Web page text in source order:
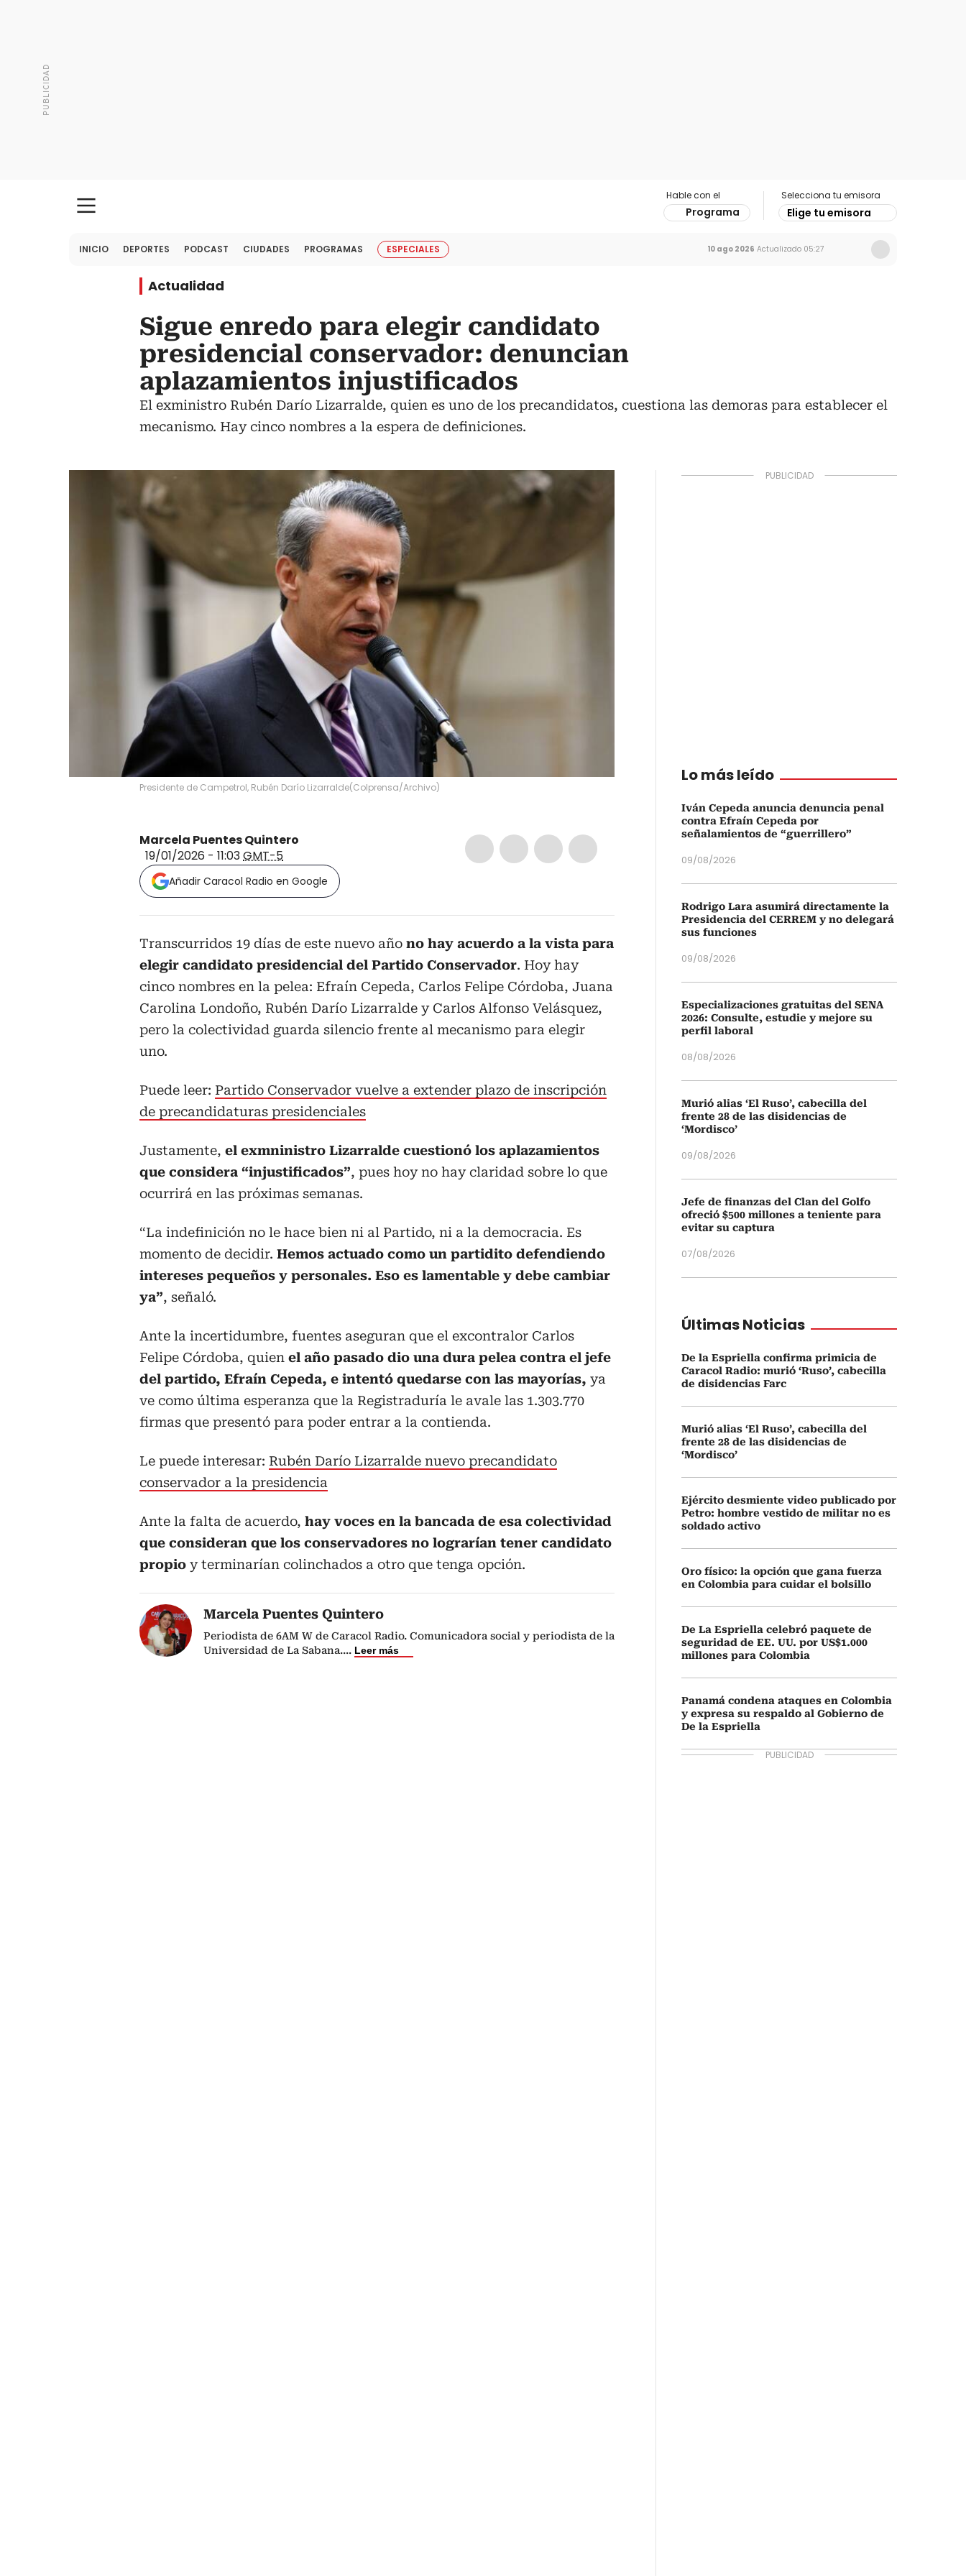
Hable con el
Programa
Selecciona tu emisora
Elige tu emisora
INICIO DEPORTES PODCAST CIUDADES PROGRAMAS ESPECIALES 10 ago 2026 Actualizado 05:27
Actualidad
Sigue enredo para elegir candidato
presidencial conservador: denuncian
aplazamientos injustificados
El exministro Rubén Darío Lizarralde, quien es uno de los precandidatos, cuestiona las demoras para establecer el
mecanismo. Hay cinco nombres a la espera de definiciones.
Presidente de Campetrol, Rubén Darío Lizarralde(Colprensa/Archivo)
Marcela Puentes Quintero
19/01/2026 - 11:03GMT-5
Añadir Caracol Radio en Google
Transcurridos 19 días de este nuevo año no hay acuerdo a la vista para
elegir candidato presidencial del Partido Conservador. Hoy hay
cinco nombres en la pelea: Efraín Cepeda, Carlos Felipe Córdoba, Juana
Carolina Londoño, Rubén Darío Lizarralde y Carlos Alfonso Velásquez,
pero la colectividad guarda silencio frente al mecanismo para elegir
uno.
Puede leer: Partido Conservador vuelve a extender plazo de inscripción
de precandidaturas presidenciales
Justamente, el exmninistro Lizarralde cuestionó los aplazamientos
que considera “injustificados”, pues hoy no hay claridad sobre lo que
ocurrirá en las próximas semanas.
“La indefinición no le hace bien ni al Partido, ni a la democracia. Es
momento de decidir. Hemos actuado como un partidito defendiendo
intereses pequeños y personales. Eso es lamentable y debe cambiar
ya”, señaló.
Ante la incertidumbre, fuentes aseguran que el excontralor Carlos
Felipe Córdoba, quien el año pasado dio una dura pelea contra el jefe
del partido, Efraín Cepeda, e intentó quedarse con las mayorías, ya
ve como última esperanza que la Registraduría le avale las 1.303.770
firmas que presentó para poder entrar a la contienda.
Le puede interesar: Rubén Darío Lizarralde nuevo precandidato
conservador a la presidencia
Ante la falta de acuerdo, hay voces en la bancada de esa colectividad
que consideran que los conservadores no lograrían tener candidato
propio y terminarían colinchados a otro que tenga opción.
Marcela Puentes Quintero
Periodista de 6AM W de Caracol Radio. Comunicadora social y periodista de la
Universidad de La Sabana.... Leer más
Lo más leído
Iván Cepeda anuncia denuncia penal
contra Efraín Cepeda por
señalamientos de “guerrillero”
09/08/2026
Rodrigo Lara asumirá directamente la
Presidencia del CERREM y no delegará
sus funciones
09/08/2026
Especializaciones gratuitas del SENA
2026: Consulte, estudie y mejore su
perfil laboral
08/08/2026
Murió alias ‘El Ruso’, cabecilla del
frente 28 de las disidencias de
‘Mordisco’
09/08/2026
Jefe de finanzas del Clan del Golfo
ofreció $500 millones a teniente para
evitar su captura
07/08/2026
Últimas Noticias
De la Espriella confirma primicia de
Caracol Radio: murió ‘Ruso’, cabecilla
de disidencias Farc
Murió alias ‘El Ruso’, cabecilla del
frente 28 de las disidencias de
‘Mordisco’
Ejército desmiente video publicado por
Petro: hombre vestido de militar no es
soldado activo
Oro físico: la opción que gana fuerza
en Colombia para cuidar el bolsillo
De La Espriella celebró paquete de
seguridad de EE. UU. por US$1.000
millones para Colombia
Panamá condena ataques en Colombia
y expresa su respaldo al Gobierno de
De la Espriella